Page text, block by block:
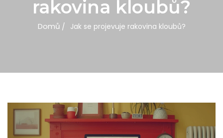
rakovina kloubů?
Domů Jak se projevuje rakovina kloubů?